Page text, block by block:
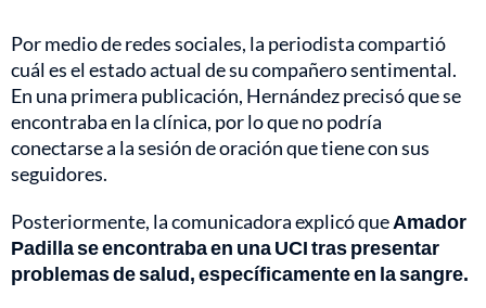
Por medio de redes sociales, la periodista compartió
cuál es el estado actual de su compañero sentimental.
En una primera publicación, Hernández precisó que se
encontraba en la clínica, por lo que no podría
conectarse a la sesión de oración que tiene con sus
seguidores.
Posteriormente, la comunicadora explicó queAmador
Padilla se encontraba en una UCI tras presentar
problemas de salud, específicamente en la sangre.